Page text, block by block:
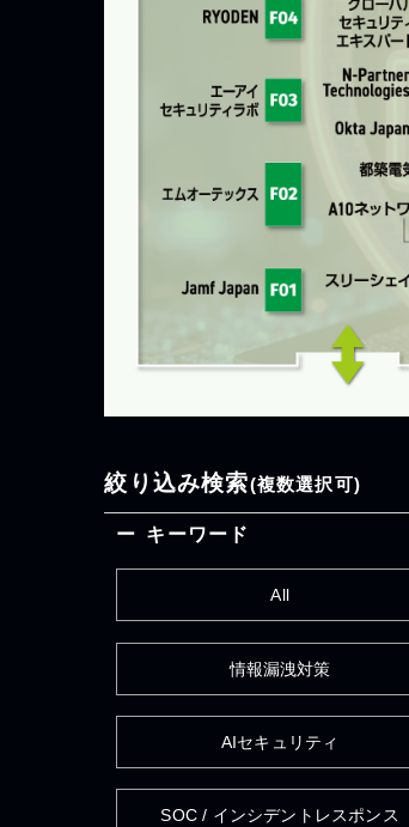
絞り込み検索(複数選択可)
キーワード
All
情報漏洩対策
AIセキュリティ
SOC / インシデントレスポンス